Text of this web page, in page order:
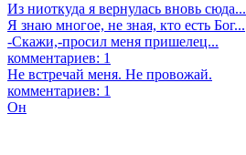
Из ниоткуда я вернулась вновь сюда...
Я знаю многое, не зная, кто есть Бог...
-Скажи,-просил меня пришелец...
комментариев: 1
Не встречай меня. Не провожай.
комментариев: 1
Он